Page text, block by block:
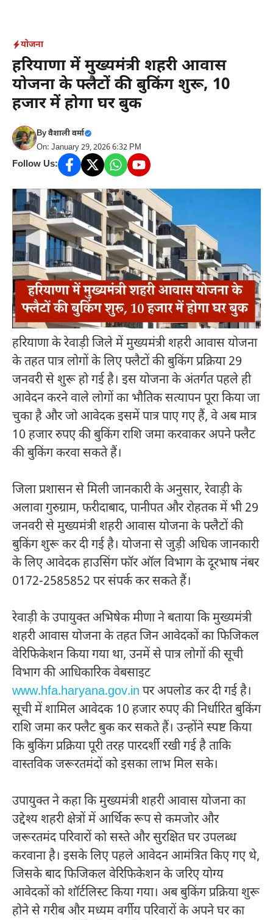
content
योजना
हरियाणा में मुख्यमंत्री शहरी आवास
योजना के फ्लैटों की बुकिंग शुरू, 10
हजार में होगा घर बुक
Byवैशाली वर्मा
On: January 29, 2026 6:32 PM
Follow Us:
हरियाणा के रेवाड़ी जिले में मुख्यमंत्री शहरी आवास योजना
के तहत पात्र लोगों के लिए फ्लैटों की बुकिंग प्रक्रिया 29
जनवरी से शुरू हो गई है। इस योजना के अंतर्गत पहले ही
आवेदन करने वाले लोगों का भौतिक सत्यापन पूरा किया जा
चुका है और जो आवेदक इसमें पात्र पाए गए हैं, वे अब मात्र
10 हजार रुपए की बुकिंग राशि जमा करवाकर अपने फ्लैट
की बुकिंग करवा सकते हैं।
जिला प्रशासन से मिली जानकारी के अनुसार, रेवाड़ी के
अलावा गुरुग्राम, फरीदाबाद, पानीपत और रोहतक में भी 29
जनवरी से मुख्यमंत्री शहरी आवास योजना के फ्लैटों की
बुकिंग शुरू कर दी गई है। योजना से जुड़ी अधिक जानकारी
के लिए आवेदक हाउसिंग फॉर ऑल विभाग के दूरभाष नंबर
0172-2585852 पर संपर्क कर सकते हैं।
रेवाड़ी के उपायुक्त अभिषेक मीणा ने बताया कि मुख्यमंत्री
शहरी आवास योजना के तहत जिन आवेदकों का फिजिकल
वेरिफिकेशन किया गया था, उनमें से पात्र लोगों की सूची
विभाग की आधिकारिक वेबसाइट
www.hfa.haryana.gov.in पर अपलोड कर दी गई है।
सूची में शामिल आवेदक 10 हजार रुपए की निर्धारित बुकिंग
राशि जमा कर फ्लैट बुक कर सकते हैं। उन्होंने स्पष्ट किया
कि बुकिंग प्रक्रिया पूरी तरह पारदर्शी रखी गई है ताकि
वास्तविक जरूरतमंदों को इसका लाभ मिल सके।
उपायुक्त ने कहा कि मुख्यमंत्री शहरी आवास योजना का
उद्देश्य शहरी क्षेत्रों में आर्थिक रूप से कमजोर और
जरूरतमंद परिवारों को सस्ते और सुरक्षित घर उपलब्ध
करवाना है। इसके लिए पहले आवेदन आमंत्रित किए गए थे,
जिसके बाद फिजिकल वेरिफिकेशन के जरिए योग्य
आवेदकों को शॉर्टलिस्ट किया गया। अब बुकिंग प्रक्रिया शुरू
होने से गरीब और मध्यम वर्गीय परिवारों के अपने घर का